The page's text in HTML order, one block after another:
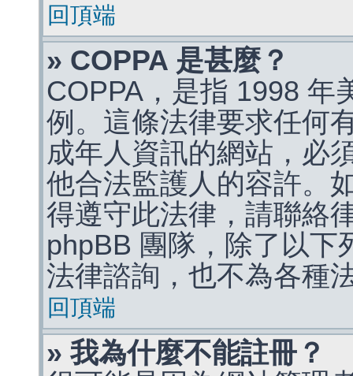
回頂端
» COPPA 是甚麼？
COPPA，是指 1998 年
例。這條法律要求任何
成年人資訊的網站，必
他合法監護人的容許。
得遵守此法律，請聯絡
phpBB 團隊，除了以下
法律諮詢，也不為各種
回頂端
» 我為什麼不能註冊？